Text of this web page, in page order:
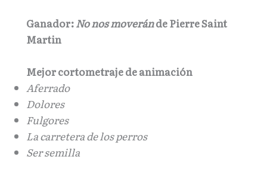
Ganador:No nos moveránde Pierre Saint
Martin
Mejor cortometraje de animación
Aferrado
Dolores
Fulgores
La carretera de los perros
Ser semilla